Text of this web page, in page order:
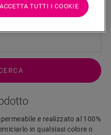
e realizzato al 100%
in qualsiasi colore o
ACCETTA TUTTI I COOKIE